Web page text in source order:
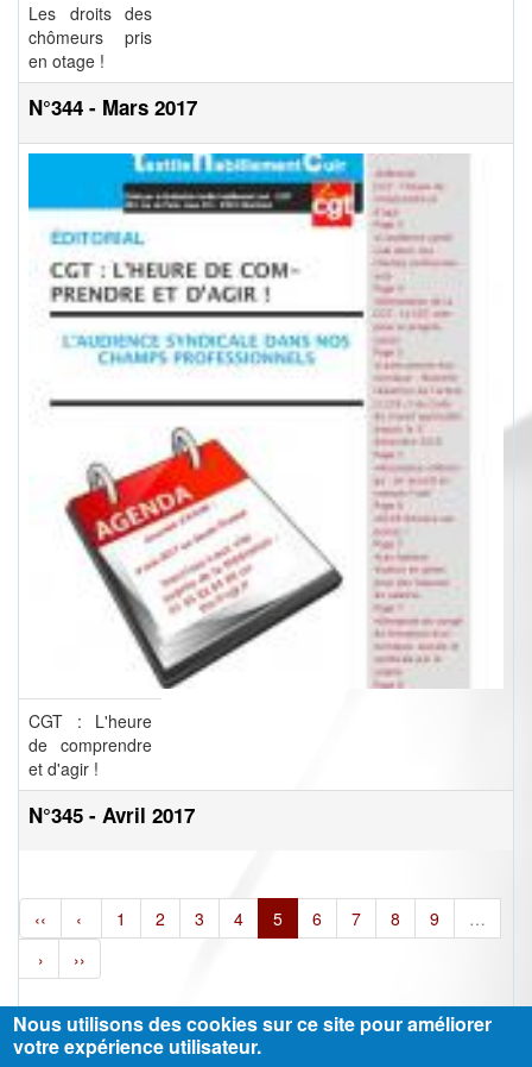
Les droits des
chômeurs pris
en otage !
N°344 - Mars 2017
CGT : L'heure
de comprendre
et d'agir !
N°345 - Avril 2017
‹‹ ‹ 1 2 3 4 5 6 7 8 9
…
›
››
Nous utilisons des cookies sur ce site pour améliorer
votre expérience utilisateur.